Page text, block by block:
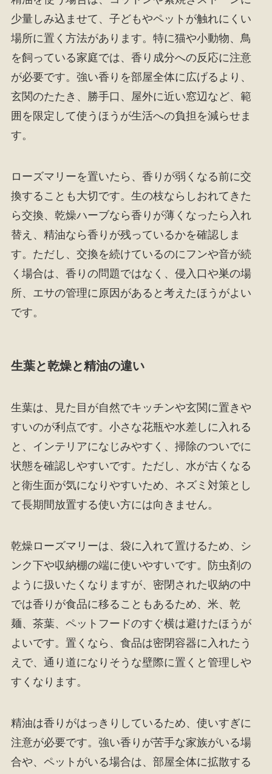
少量しみ込ませて、子どもやペットが触れにくい
場所に置く方法があります。特に猫や小動物、鳥
を飼っている家庭では、香り成分への反応に注意
が必要です。強い香りを部屋全体に広げるより、
玄関のたたき、勝手口、屋外に近い窓辺など、範
囲を限定して使うほうが生活への負担を減らせま
す。
ローズマリーを置いたら、香りが弱くなる前に交
換することも大切です。生の枝ならしおれてきた
ら交換、乾燥ハーブなら香りが薄くなったら入れ
替え、精油なら香りが残っているかを確認しま
す。ただし、交換を続けているのにフンや音が続
く場合は、香りの問題ではなく、侵入口や巣の場
所、エサの管理に原因があると考えたほうがよい
です。
生葉と乾燥と精油の違い
生葉は、見た目が自然でキッチンや玄関に置きや
すいのが利点です。小さな花瓶や水差しに入れる
と、インテリアになじみやすく、掃除のついでに
状態を確認しやすいです。ただし、水が古くなる
と衛生面が気になりやすいため、ネズミ対策とし
て長期間放置する使い方には向きません。
乾燥ローズマリーは、袋に入れて置けるため、シ
ンク下や収納棚の端に使いやすいです。防虫剤の
ように扱いたくなりますが、密閉された収納の中
では香りが食品に移ることもあるため、米、乾
麺、茶葉、ペットフードのすぐ横は避けたほうが
よいです。置くなら、食品は密閉容器に入れたう
えで、通り道になりそうな壁際に置くと管理しや
すくなります。
精油は香りがはっきりしているため、使いすぎに
注意が必要です。強い香りが苦手な家族がいる場
合や、ペットがいる場合は、部屋全体に拡散する